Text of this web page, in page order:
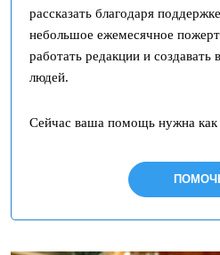
рассказать благодаря
небольшое ежемесячное
работать редакции и
людей.
Сейчас ваша помощь нужна как